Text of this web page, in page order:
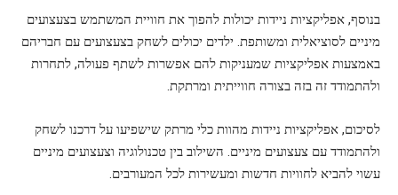
בנוסף, אפליקציות ניידות יכולות להפוך את חוויית המשתמש בצעצועים
מיניים לסוציאלית ומשותפת. ילדים יכולים לשחק בצעצועים עם חבריהם
באמצעות אפליקציות שמעניקות להם אפשרות לשתף פעולה, לתחרות
ולהתמודד זה בזה בצורה חווייתית ומרתקת.
לסיכום, אפליקציות ניידות מהוות כלי מרתק שישפיעו על דרכנו לשחק
ולהתמודד עם צעצועים מיניים. השילוב בין טכנולוגיה וצעצועים מיניים
עשוי להביא לחוויות חדשות ומעשירות לכל המעורבים.